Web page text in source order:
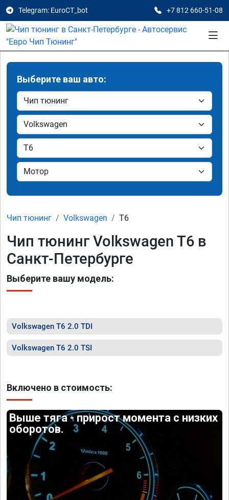
Telegram: EuroCT_bot +7 812 660-51-08
Выберите ваш авто:
Чип тюнинг Volkswagen T6
Чип тюнинг Volkswagen T6 в
Санкт-Петербурге
Выберите вашу модель:
Volkswagen T6 2.0 TDI
Volkswagen T6 2.0 TSI
Включено в стоимость:
Выше тяга - прирост момента с низких
оборотов.